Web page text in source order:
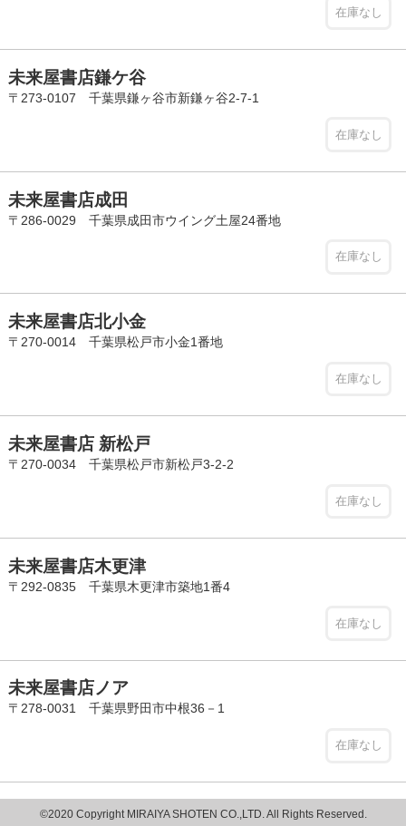
在庫なし
未来屋書店鎌ケ谷
〒273-0107 千葉県鎌ヶ谷市新鎌ヶ谷2-7-1
在庫なし
未来屋書店成田
〒286-0029 千葉県成田市ウイング土屋24番地
在庫なし
未来屋書店北小金
〒270-0014 千葉県松戸市小金1番地
在庫なし
未来屋書店 新松戸
〒270-0034 千葉県松戸市新松戸3-2-2
在庫なし
未来屋書店木更津
〒292-0835 千葉県木更津市築地1番4
在庫なし
未来屋書店ノア
〒278-0031 千葉県野田市中根36－1
在庫なし
©2020 Copyright MIRAIYA SHOTEN CO.,LTD. All Rights Reserved.